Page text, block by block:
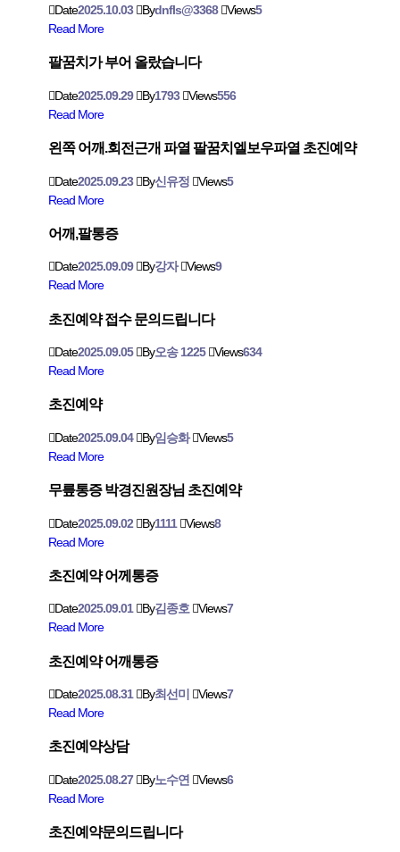
Date2025.10.03 Bydnfls@3368 Views5
Read More
팔꿈치가 부어 올랐습니다
Date2025.09.29 By1793 Views556
Read More
왼쪽 어깨.회전근개 파열 팔꿈치엘보우파열 초진예약
Date2025.09.23 By신유정 Views5
Read More
어깨,팔통증
Date2025.09.09 By강자 Views9
Read More
초진예약 접수 문의드립니다
Date2025.09.05 By오송 1225 Views634
Read More
초진예약
Date2025.09.04 By임승화 Views5
Read More
무릎통증 박경진원장님 초진예약
Date2025.09.02 By1111 Views8
Read More
초진예약 어께통증
Date2025.09.01 By김종호 Views7
Read More
초진예약 어깨통증
Date2025.08.31 By최선미 Views7
Read More
초진예약상담
Date2025.08.27 By노수연 Views6
Read More
초진예약문의드립니다